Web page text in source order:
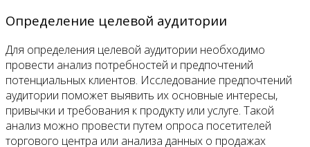
Определение целевой аудитории
Для определения целевой аудитории необходимо
провести анализ потребностей и предпочтений
потенциальных клиентов. Исследование предпочтений
аудитории поможет выявить их основные интересы,
привычки и требования к продукту или услуге. Такой
анализ можно провести путем опроса посетителей
торгового центра или анализа данных о продажах